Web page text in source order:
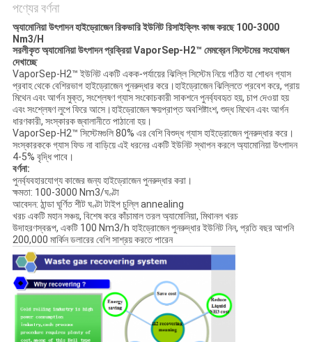
গোপনীয়তা
নীতি
পণ্যের বর্ণনা
অ্যামোনিয়া উৎপাদন হাইড্রোজেন রিকভারি ইউনিট রিসাইক্লিং কাজ করছে 100-3000
Nm3/H
সরলীকৃত অ্যামোনিয়া উৎপাদন প্রক্রিয়া VaporSep-H2™ মেমব্রেন সিস্টেমের সংযোজন
দেখাচ্ছে
VaporSep-H2™ ইউনিট একটি একক-পর্যায়ের ঝিল্লি সিস্টেম নিয়ে গঠিত যা শোধন গ্যাস
প্রবাহ থেকে বেশিরভাগ হাইড্রোজেন পুনরুদ্ধার করে।হাইড্রোজেন ঝিল্লিতে প্রবেশ করে, প্রায়
মিথেন এবং আর্গন মুক্ত, সংশ্লেষণ গ্যাস সংকোচকারী সাকশনে পুনর্ব্যবহৃত হয়, চাপ দেওয়া হয়
এবং সংশ্লেষণ লুপে ফিরে আসে।হাইড্রোজেন ক্ষয়প্রাপ্ত অবশিষ্টাংশ, শুদ্ধ মিথেন এবং আর্গন
ধারণকারী, সংস্কারক জ্বালানীতে পাঠানো হয়।
VaporSep-H2™ সিস্টেমগুলি 80% এর বেশি বিশুদ্ধ গ্যাস হাইড্রোজেন পুনরুদ্ধার করে।
সংস্কারককে গ্যাস ফিড না বাড়িয়ে এই ধরনের একটি ইউনিট স্থাপন করলে অ্যামোনিয়া উৎপাদন
4-5% বৃদ্ধি পাবে।
বর্ণনা:
পুনর্ব্যবহারযোগ্য কাজের জন্য হাইড্রোজেন পুনরুদ্ধার করা।
ক্ষমতা: 100-3000 Nm3/ঘণ্টা
আবেদন: ঠান্ডা ঘূর্ণিত শীট ঘণ্টা টাইপ চুল্লি annealing
খরচ একটি মহান সঞ্চয়, বিশেষ করে কাঁচামাল তরল অ্যামোনিয়া, মিথানল খরচ
উদাহরণস্বরূপ, একটি 100 Nm3/h হাইড্রোজেন পুনরুদ্ধার ইউনিট নিন, প্রতি বছর আপনি
200,000 মার্কিন ডলারের বেশি সাশ্রয় করতে পারেন